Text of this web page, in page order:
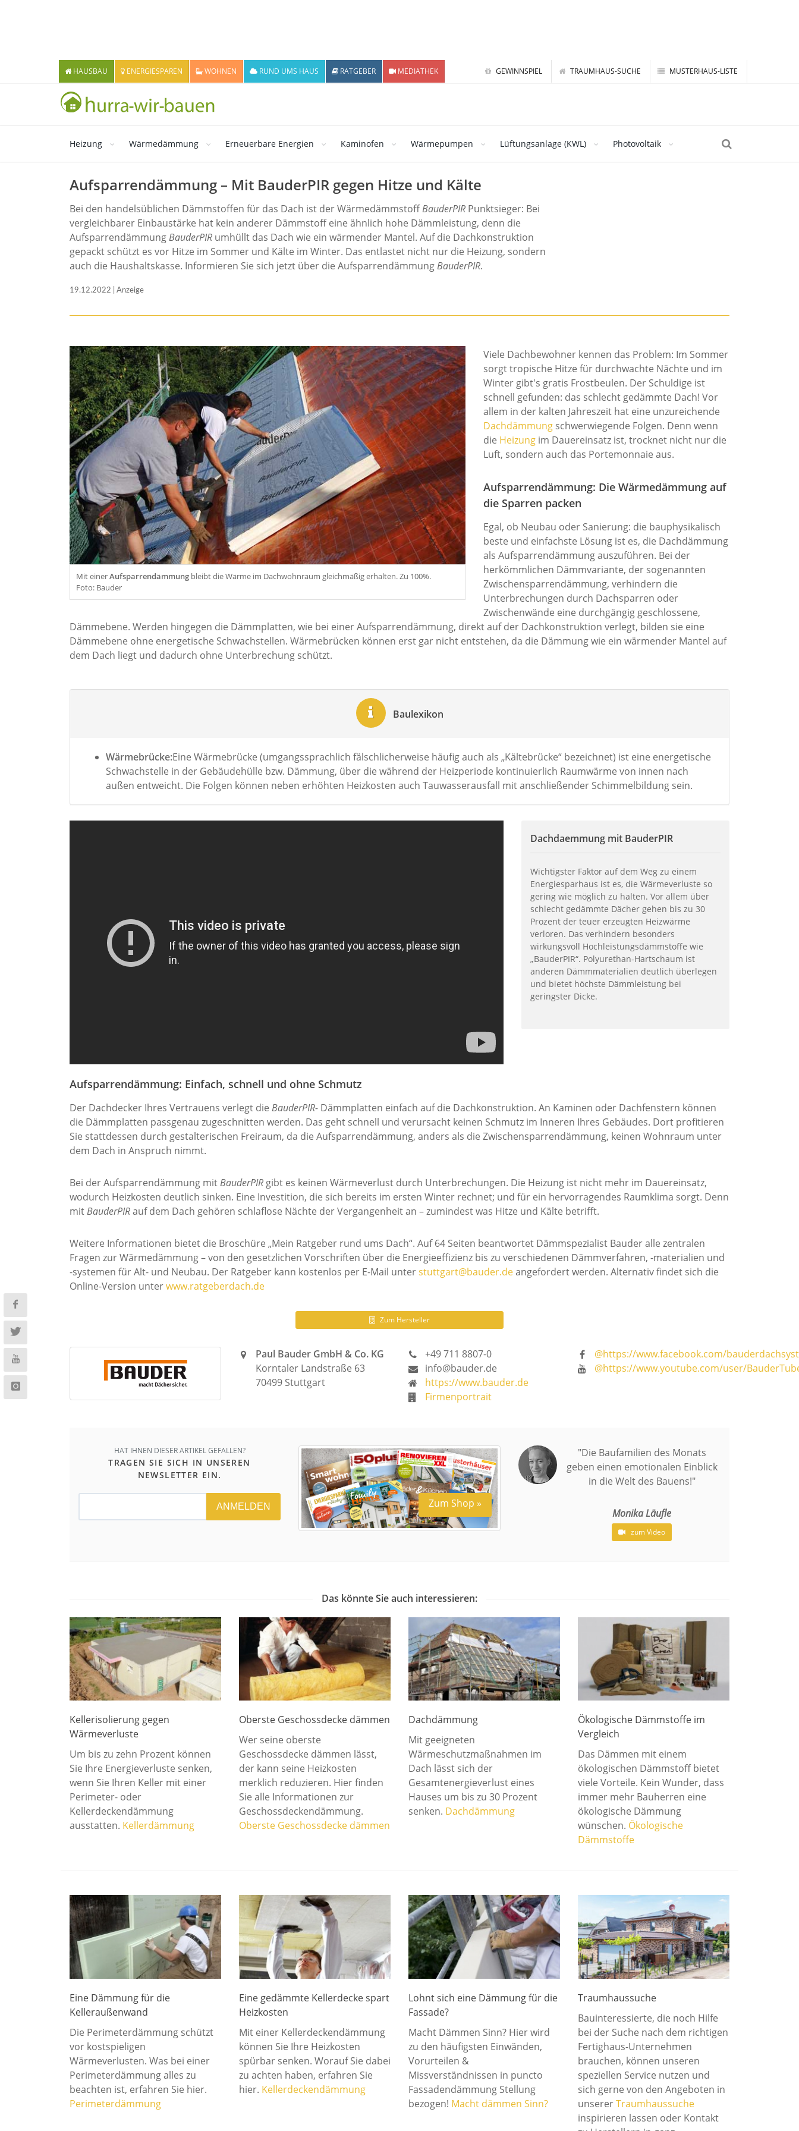
GEWINNSPIEL TRAUMHAUS-SUCHE MUSTERHAUS-LISTE
HAUSBAU ENERGIESPAREN WOHNEN RUND UMS HAUS RATGEBER MEDIATHEK
Heizung Wärmedämmung Erneuerbare Energien Kaminofen Wärmepumpen Lüftungsanlage (KWL) Photovoltaik
Aufsparrendämmung – Mit BauderPIR gegen Hitze und Kälte
Bei den handelsüblichen Dämmstoffen für das Dach ist der WärmedämmstoffBauderPIR Punktsieger: Bei
vergleichbarer Einbaustärke hat kein anderer Dämmstoff eine ähnlich hohe Dämmleistung, denn die
AufsparrendämmungBauderPIR umhüllt das Dach wie ein wärmender Mantel. Auf die Dachkonstruktion
gepackt schützt es vor Hitze im Sommer und Kälte im Winter. Das entlastet nicht nur die Heizung, sondern
auch die Haushaltskasse. Informieren Sie sich jetzt über die AufsparrendämmungBauderPIR.
19.12.2022 | Anzeige
Mit einerAufsparrendämmung bleibt die Wärme im Dachwohnraum gleichmäßig erhalten. Zu 100%.
Foto: Bauder
Viele Dachbewohner kennen das Problem: Im Sommer
sorgt tropische Hitze für durchwachte Nächte und im
Winter gibt's gratis Frostbeulen. Der Schuldige ist
schnell gefunden: das schlecht gedämmte Dach! Vor
allem in der kalten Jahreszeit hat eine unzureichende
Dachdämmung schwerwiegende Folgen. Denn wenn
die Heizung im Dauer­einsatz ist, trocknet nicht nur die
Luft, sondern auch das Portemonnaie aus.
Aufsparrendämmung: Die Wärmedämmung auf
die Sparren packen
Egal, ob Neubau oder Sanierung: die bauphysikalisch
beste und einfachste Lösung ist es, die Dachdämmung
als Aufsparrendämmung auszuführen. Bei der
herkömmlichen Dämmvariante, der sogenannten
Zwischensparrendämmung, verhindern die
Unterbrechungen durch Dachsparren oder
Zwischenwände eine durchgängig geschlossene,
Dämmebene. Werden hingegen die Dämmplatten, wie bei einer Aufsparrendämmung, direkt auf der Dachkonstruktion verlegt, bilden sie eine
Dämmebene ohne energetische Schwachstellen. Wärme­brücken können erst gar nicht entstehen, da die Dämmung wie ein wärmender Mantel auf
dem Dach liegt und dadurch ohne Unterbrechung schützt.
Baulexikon
Wärmebrücke:Eine Wärmebrücke (umgangssprachlich fälschlicherweise häufig auch als „Kältebrücke“ bezeichnet) ist eine energetische
Schwachstelle in der Gebäudehülle bzw. Dämmung, über die während der Heizperiode kontinuierlich Raumwärme von innen nach
außen entweicht. Die Folgen können neben erhöhten Heizkosten auch Tauwasserausfall mit anschließender Schimmelbildung sein.
Dachdaemmung mit BauderPIR
Wichtigster Faktor auf dem Weg zu einem
Energiesparhaus ist es, die Wärmeverluste so
gering wie möglich zu halten. Vor allem über
schlecht gedämmte Dächer gehen bis zu 30
Prozent der teuer erzeugten Heizwärme
verloren. Das verhindern besonders
wirkungsvoll Hochleistungsdämmstoffe wie
„BauderPIR“. Polyurethan-Hartschaum ist
anderen Dämmmaterialien deutlich überlegen
und bietet höchste Dämmleistung bei
geringster Dicke.
Aufsparrendämmung: Einfach, schnell und ohne Schmutz
Der Dachdecker Ihres Vertrauens verlegt die BauderPIR- Dämmplatten einfach auf die Dachkonstruktion. An Kaminen oder Dachfenstern können
die Dämmplatten passgenau zugeschnitten werden. Das geht schnell und verursacht keinen Schmutz im Inneren Ihres Gebäudes. Dort profitieren
Sie stattdessen durch gestalterischen Freiraum, da die Aufsparrendämmung, anders als die Zwischensparrendämmung, keinen Wohnraum unter
dem Dach in Anspruch nimmt.
Bei der Aufsparrendämmung mitBauderPIR gibt es keinen Wärmeverlust durch Unterbrechungen. Die Heizung ist nicht mehr im Dauereinsatz,
wodurch Heizkosten deutlich sinken. Eine Investition, die sich bereits im ersten Winter rechnet; und für ein hervorragendes Raumklima sorgt. Denn
mitBauderPIRauf dem Dach gehören schlaflose Nächte der Vergangenheit an – zumindest was Hitze und Kälte betrifft.
Weitere Informationen bietet die Broschüre „Mein Ratgeber rund ums Dach“. Auf 64 Seiten beantwortet Dämmspezialist Bauder alle zentralen
Fragen zur Wärmedämmung – von den gesetzlichen Vorschriften über die Energieeffizienz bis zu verschiedenen Dämmverfahren, -materialien und
-systemen für Alt- und Neubau. Der Ratgeber kann kostenlos per E-Mail unterstuttgart@bauder.deangefordert werden. Alternativ findet sich die
Online-Version unterwww.ratgeberdach.de
Zum Hersteller
Paul Bauder GmbH & Co. KG
Korntaler Landstraße 63
70499 Stuttgart
+49 711 8807-0
info@bauder.de
https://www.bauder.de
Firmenportrait
@https://www.facebook.com/
@https://www.youtube.com/user/
HAT IHNEN DIESER ARTIKEL GEFALLEN?
TRAGEN SIE SICH IN UNSEREN
NEWSLETTER EIN.
ANMELDEN Zum Shop »
"Die Baufamilien des Monats
geben einen emotionalen Einblick
in die Welt des Bauens!"
Monika Läufle
zum Video
Das könnte Sie auch interessieren:
Kellerisolierung gegen
Wärmeverluste
Um bis zu zehn Prozent können
Sie Ihre Energieverluste senken,
wenn Sie Ihren Keller mit einer
Perimeter- oder
Kellerdeckendämmung
ausstatten. Kellerdämmung
Oberste Geschossdecke dämmen
Wer seine oberste
Geschossdecke dämmen lässt,
der kann seine Heizkosten
merklich reduzieren. Hier finden
Sie alle Informationen zur
Geschossdeckendämmung.
Oberste Geschossdecke dämmen
Dachdämmung
Mit geeigneten
Wärmeschutzmaßnahmen im
Dach lässt sich der
Gesamtenergieverlust eines
Hauses um bis zu 30 Prozent
senken. Dachdämmung
Ökologische Dämmstoffe im
Vergleich
Das Dämmen mit einem
ökologischen Dämmstoff bietet
viele Vorteile. Kein Wunder, dass
immer mehr Bauherren eine
ökologische Dämmung
wünschen. Ökologische
Dämmstoffe
Eine Dämmung für die
Kelleraußenwand
Die Perimeterdämmung schützt
vor kostspieligen
Wärmeverlusten. Was bei einer
Perimeterdämmung alles zu
beachten ist, erfahren Sie hier.
Perimeterdämmung
Eine gedämmte Kellerdecke spart
Heizkosten
Mit einer Kellerdeckendämmung
können Sie Ihre Heizkosten
spürbar senken. Worauf Sie dabei
zu achten haben, erfahren Sie
hier. Kellerdeckendämmung
Lohnt sich eine Dämmung für die
Fassade?
Macht Dämmen Sinn? Hier wird
zu den häufigsten Einwänden,
Vorurteilen &
Missverständnissen in puncto
Fassadendämmung Stellung
bezogen! Macht dämmen Sinn?
Traumhaussuche
Bauinteressierte, die noch Hilfe
bei der Suche nach dem richtigen
Fertighaus-Unternehmen
brauchen, können unseren
speziellen Service nutzen und
sich gerne von den Angeboten in
unsererTraumhaussuche
inspirieren lassen oder Kontakt